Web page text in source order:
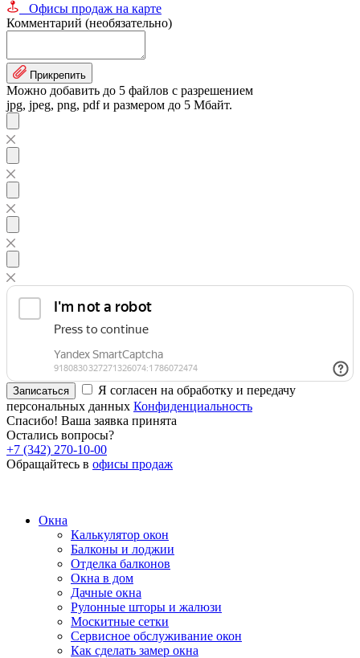
Офисы продаж на карте
Комментарий (необязательно)
Прикрепить
Можно добавить до 5 файлов с разрешением
jpg, jpeg, png, pdf и размером до 5 Мбайт.
Записаться
Я согласен на обработку и передачу
персональных данных Конфиденциальность
Спасибо! Ваша заявка принята
Остались вопросы?
+7 (342) 270-10-00
Обращайтесь в офисы продаж
Окна
Калькулятор окон
Балконы и лоджии
Отделка балконов
Окна в дом
Дачные окна
Рулонные шторы и жалюзи
Москитные сетки
Сервисное обслуживание окон
Как сделать замер окна